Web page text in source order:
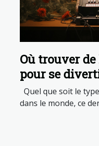
Où trouver
pour se
Quel que soit le
dans le monde, ce